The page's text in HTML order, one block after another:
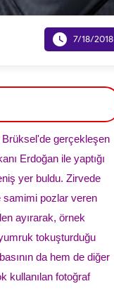
 7/18/2018
Brüksel'de gerçekleşen
Erdoğan ile yaptığı
yer buldu. Zirvede
samimi pozlar veren
ayırarak, örnek
tokuşturduğu
da hem de diğer
kullanılan fotoğraf